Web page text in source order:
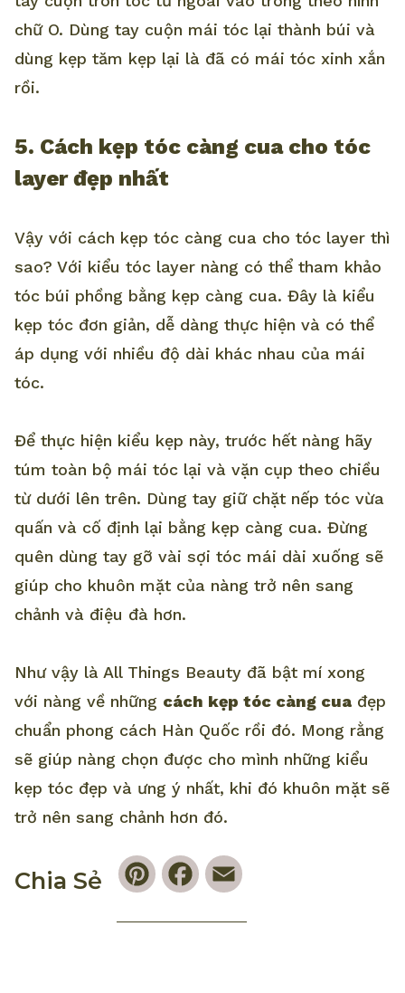
chữ O. Dùng tay cuộn mái tóc lại thành búi và
dùng kẹp tăm kẹp lại là đã có mái tóc xinh xắn
rồi.
5. Cách kẹp tóc càng cua cho tóc
layer đẹp nhất
Vậy với cách kẹp tóc càng cua cho tóc layer thì
sao? Với kiểu tóc layer nàng có thể tham khảo
tóc búi phồng bằng kẹp càng cua. Đây là kiểu
kẹp tóc đơn giản, dễ dàng thực hiện và có thể
áp dụng với nhiều độ dài khác nhau của mái
tóc.
Để thực hiện kiểu kẹp này, trước hết nàng hãy
túm toàn bộ mái tóc lại và vặn cụp theo chiều
từ dưới lên trên. Dùng tay giữ chặt nếp tóc vừa
quấn và cố định lại bằng kẹp càng cua. Đừng
quên dùng tay gỡ vài sợi tóc mái dài xuống sẽ
giúp cho khuôn mặt của nàng trở nên sang
chảnh và điệu đà hơn.
Như vậy là All Things Beauty đã bật mí xong
với nàng về những cách kẹp tóc càng cua đẹp
chuẩn phong cách Hàn Quốc rồi đó. Mong rằng
sẽ giúp nàng chọn được cho mình những kiểu
kẹp tóc đẹp và ưng ý nhất, khi đó khuôn mặt sẽ
trở nên sang chảnh hơn đó.
Chia Sẻ
PinterestFacebook